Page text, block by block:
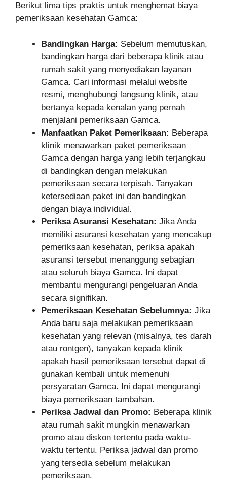
Berikut lima tips praktis untuk menghemat biaya
pemeriksaan kesehatan Gamca:
Bandingkan Harga: Sebelum memutuskan,
bandingkan harga dari beberapa klinik atau
rumah sakit yang menyediakan layanan
Gamca. Cari informasi melalui website
resmi, menghubungi langsung klinik, atau
bertanya kepada kenalan yang pernah
menjalani pemeriksaan Gamca.
Manfaatkan Paket Pemeriksaan: Beberapa
klinik menawarkan paket pemeriksaan
Gamca dengan harga yang lebih terjangkau
di bandingkan dengan melakukan
pemeriksaan secara terpisah. Tanyakan
ketersediaan paket ini dan bandingkan
dengan biaya individual.
Periksa Asuransi Kesehatan: Jika Anda
memiliki asuransi kesehatan yang mencakup
pemeriksaan kesehatan, periksa apakah
asuransi tersebut menanggung sebagian
atau seluruh biaya Gamca. Ini dapat
membantu mengurangi pengeluaran Anda
secara signifikan.
Pemeriksaan Kesehatan Sebelumnya: Jika
Anda baru saja melakukan pemeriksaan
kesehatan yang relevan (misalnya, tes darah
atau rontgen), tanyakan kepada klinik
apakah hasil pemeriksaan tersebut dapat di
gunakan kembali untuk memenuhi
persyaratan Gamca. Ini dapat mengurangi
biaya pemeriksaan tambahan.
Periksa Jadwal dan Promo: Beberapa klinik
atau rumah sakit mungkin menawarkan
promo atau diskon tertentu pada waktu-
waktu tertentu. Periksa jadwal dan promo
yang tersedia sebelum melakukan
pemeriksaan.